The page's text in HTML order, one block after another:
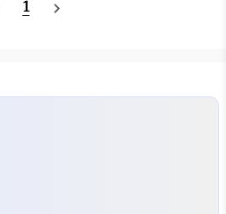
수 없었다.올여름, 텐
검으로 향하는 과거
1 navigate_next